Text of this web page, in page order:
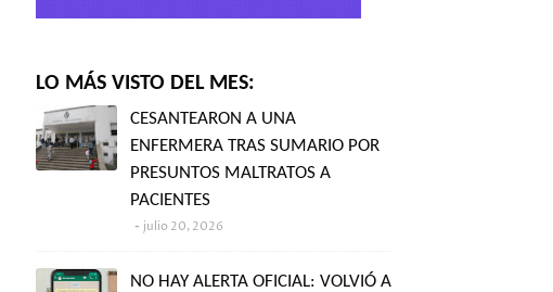
LO MÁS VISTO DEL MES:
CESANTEARON A UNA
ENFERMERA TRAS SUMARIO POR
PRESUNTOS MALTRATOS A
PACIENTES
julio 20, 2026
NO HAY ALERTA OFICIAL: VOLVIÓ A